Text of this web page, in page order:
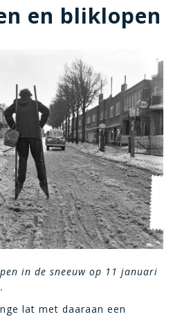
en bliklopen
in de sneeuw op 11 januari
lat met daaraan een